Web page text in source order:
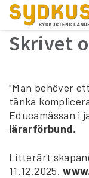
Skrivet
"Man behöver
tänka
Educamässan i
lärarförbund.
Litterärt
11.12.2025.